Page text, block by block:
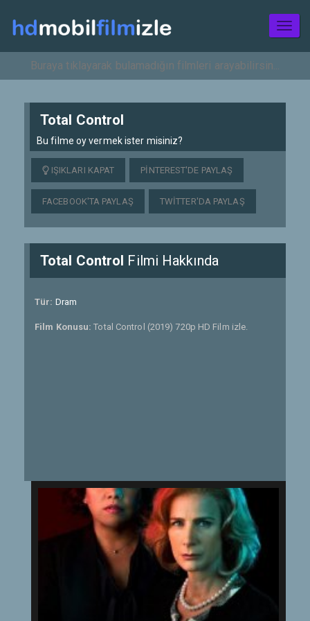
Total Control
Bu filme oy vermek ister misiniz?
IŞIKLARI KAPAT PINTEREST'DE PAYLAŞ
FACEBOOK'TA PAYLAŞ TWITTER'DA PAYLAŞ
Total Control Filmi Hakkında
Tür: Dram
Film Konusu:Total Control (2019) 720p HD Film izle.